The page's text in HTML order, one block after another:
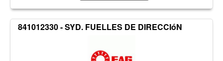
841012330 - SYD. FUELLES DE DIRECCIóN